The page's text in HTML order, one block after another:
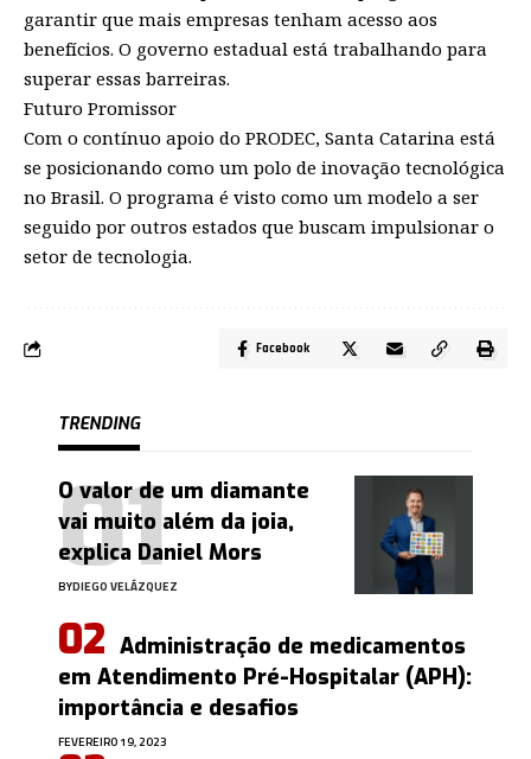
garantir que mais empresas tenham acesso aos
benefícios. O governo estadual está trabalhando para
superar essas barreiras.
Futuro Promissor
Com o contínuo apoio do PRODEC, Santa Catarina está
se posicionando como um polo de inovação tecnológica
no Brasil. O programa é visto como um modelo a ser
seguido por outros estados que buscam impulsionar o
setor de tecnologia.
Facebook
TRENDING
O valor de um diamante
vai muito além da joia,
explica Daniel Mors
BYDIEGO VELÁZQUEZ
Administração de medicamentos
em Atendimento Pré-Hospitalar (APH):
importância e desafios
FEVEREIRO 19, 2023